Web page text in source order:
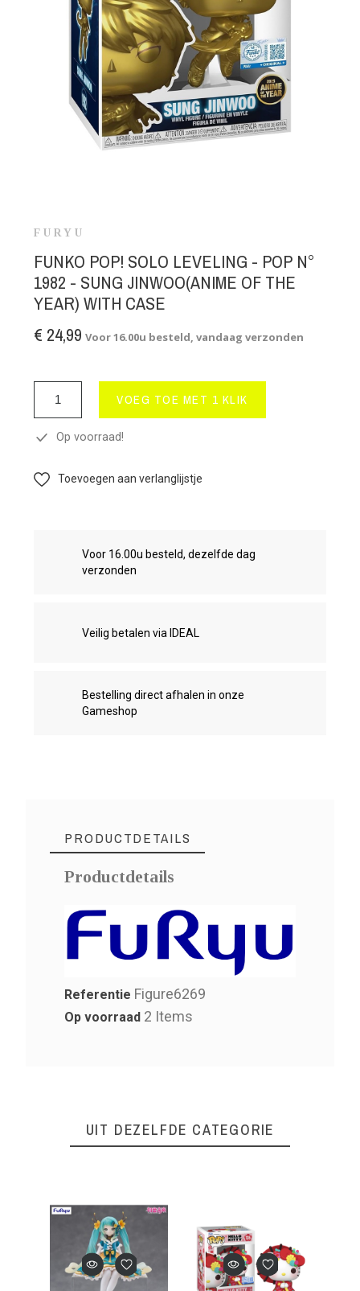
FURYU
FUNKO POP! SOLO LEVELING - POP N°
1982 - SUNG JINWOO(ANIME OF THE
YEAR) WITH CASE
€ 24,99 Voor 16.00u besteld, vandaag verzonden
VOEG TOE MET 1 KLIK
Op voorraad!
Toevoegen aan verlanglijstje
Voor 16.00u besteld, dezelfde dag
verzonden
Veilig betalen via IDEAL
Bestelling direct afhalen in onze
Gameshop
PRODUCTDETAILS
Productdetails
Referentie Figure6269
Op voorraad 2 Items
UIT DEZELFDE CATEGORIE